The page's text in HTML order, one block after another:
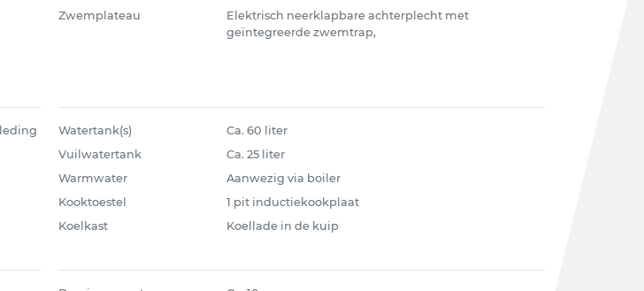
Zwemplateau
Elektrisch neerklapbare achterplecht met
geïntegreerde zwemtrap,
Watertank(s)
Ca. 60 liter
Vuilwatertank
Ca. 25 liter
Warmwater
Aanwezig via boiler
Kooktoestel
1 pit inductiekookplaat
Koelkast
Koellade in de kuip